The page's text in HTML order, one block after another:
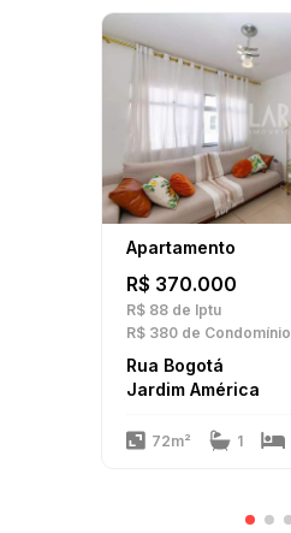
Apartamento
R$ 370.000
R$ 88 de Iptu
R$ 380 de Condomínio
Rua Bogotá
Jardim América
72m² 1